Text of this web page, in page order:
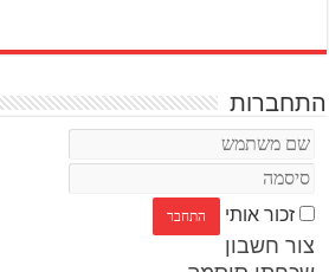
התחברות
זכור אותי
צור חשבון